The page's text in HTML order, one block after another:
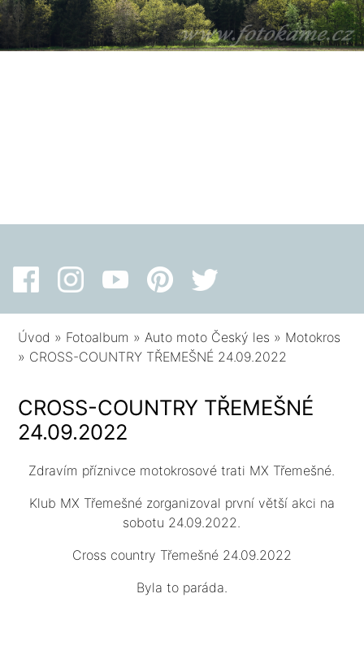
Úvod » Fotoalbum »Auto moto Český les » Motokros
» CROSS-COUNTRY TŘEMEŠNÉ 24.09.2022
CROSS-COUNTRY TŘEMEŠNÉ
24.09.2022
Zdravím příznivce motokrosové trati MX Třemešné.
Klub MX Třemešné zorganizoval první větší akci na
sobotu 24.09.2022.
Cross country Třemešné 24.09.2022
Byla to paráda.